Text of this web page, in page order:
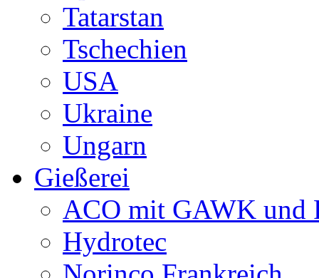
Tatarstan
Tschechien
USA
Ukraine
Ungarn
Gießerei
ACO mit GAWK und
Hydrotec